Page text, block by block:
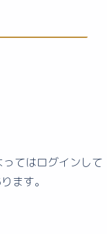
てはログインして
ます。